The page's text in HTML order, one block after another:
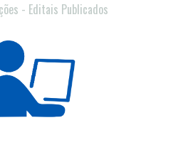
- Editais Publicados